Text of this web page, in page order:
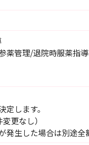
導
薬管理/退院時服薬指
します。
更なし）
が発生した場合は